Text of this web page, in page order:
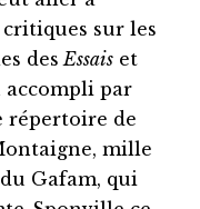
sur les
des Essaiset
par
répertoire de
mille
Gafam, qui